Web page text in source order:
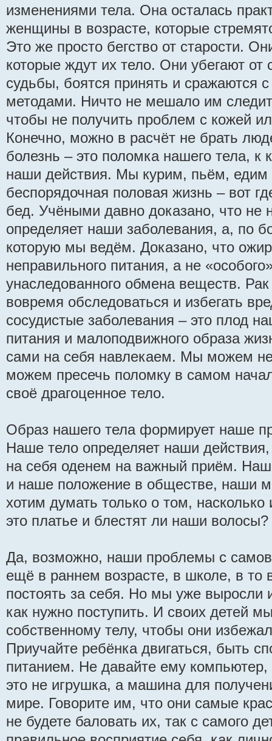
изменениями тела. Она осталась
женщины в возрасте, которые
Это же просто бегство от старости.
которые ждут их тело. Они убегают от
судьбы, боятся принять и сражаются
методами. Ничто не мешало им
чтобы не получить проблем с кожей
Конечно, можно в расчёт не брать
болезнь – это поломка нашего тела, к
наши действия. Мы курим, пьём, едим
беспорядочная половая жизнь – вот
бед. Учёными давно доказано, что не
определяет наши заболевания, а, по
которую мы ведём. Доказано, что
неправильного питания, а не
унаследованного обмена веществ.
вовремя обследоваться и избегать
сосудистые заболевания – это плод
питания и малоподвижного образа
сами на себя навлекаем. Мы можем не
можем пресечь поломку в самом
своё драгоценное тело.
Образ нашего тела формирует наше
Наше тело определяет наши
на себя оденем на важный приём.
и наше положение в обществе, наши
хотим думать только о том,
это платье и блестят ли наши волосы?
Да, возможно, наши проблемы с
ещё в раннем возрасте, в школе, в то
постоять за себя. Но мы уже
как нужно поступить. И своих детей
собственному телу, чтобы они
Приучайте ребёнка двигаться, быть
питанием. Не давайте ему компьютер,
это не игрушка, а машина для
мире. Говорите им, что они самые
не будете баловать их, так с самого